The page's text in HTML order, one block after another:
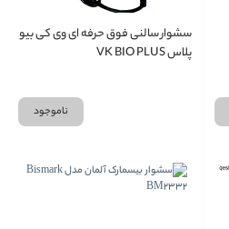
سشوار سالنی فوق حرفه ای وی کی بیو
پلاس VK BIO PLUS
ناموجود